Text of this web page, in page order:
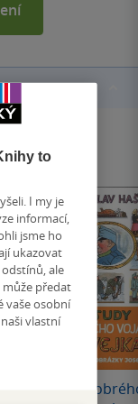
Osudy
to
I my je
informací,
jsme ho
ukazovat
odstínů, ale
může předat
vaše osobní
vlastní